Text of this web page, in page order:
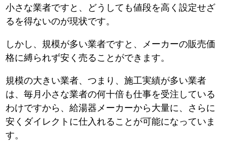
小さな業者ですと、どうしても値段を高く設定せざ
るを得ないのが現状です。
しかし、規模が多い業者ですと、メーカーの販売価
格に縛られず安く売ることができます。
規模の大きい業者、つまり、施工実績が多い業者
は、毎月小さな業者の何十倍も仕事を受注している
わけですから、給湯器メーカーから大量に、さらに
安くダイレクトに仕入れることが可能になっていま
す。